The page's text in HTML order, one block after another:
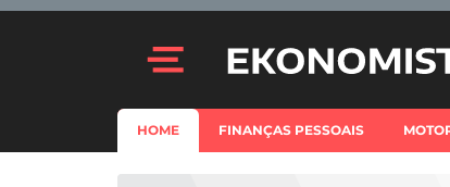
HOME FINANÇAS PESSOAIS